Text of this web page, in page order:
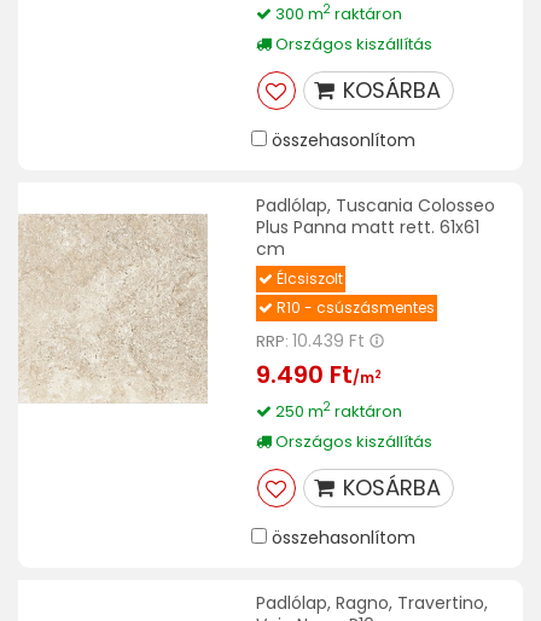
300 m2raktáron
Országos kiszállítás
KOSÁRBA
összehasonlítom
Padlólap, Tuscania Colosseo
Plus Panna matt rett. 61x61
cm
Élcsiszolt
R10 - csúszásmentes
RRP: 10.439 Ft
9.490 Ft/m2
250 m2raktáron
Országos kiszállítás
KOSÁRBA
összehasonlítom
Padlólap, Ragno, Travertino,